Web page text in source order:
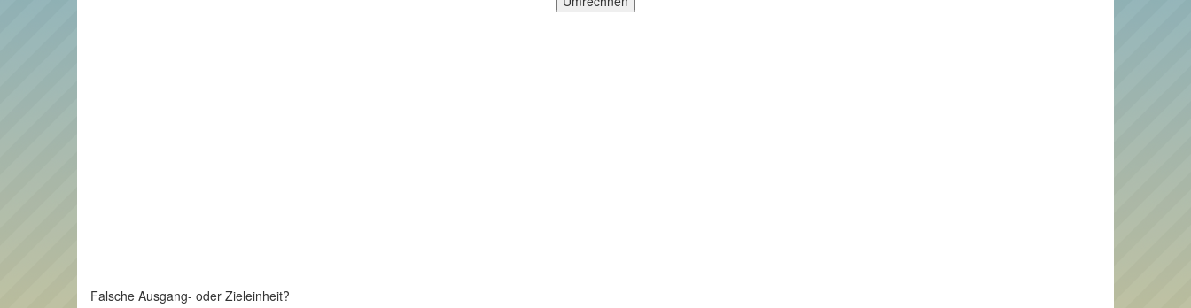
Falsche Ausgang- oder Zieleinheit?